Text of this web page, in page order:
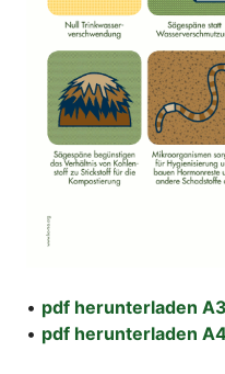
• pdf herunterladen A3
• pdf herunterladen